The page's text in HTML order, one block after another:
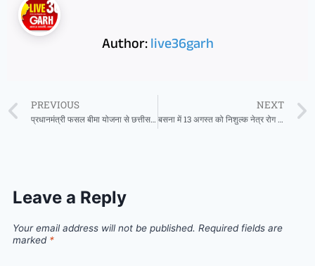
Author:live36garh
PREVIOUS
प्रधानमंत्री फसल बीमा योजना से छत्तीसगढ़ के 1.41 लाख किसानों को ₹152.84 करोड़ का भुगतान
NEXT
बसना में 13 अगस्त को निशुल्क नेत्र रोग जाँच शिविर का आयोजन
Leave a Reply
Your email address will not be published. Required fields are
marked *